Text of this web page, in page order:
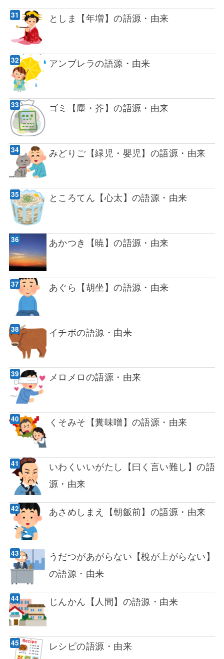
としま【年増】の語源・由来
アンブレラの語源・由来
ゴミ【塵・芥】の語源・由来
みどりご【緑児・嬰児】の語源・由来
ところてん【心太】の語源・由来
あかつき【暁】の語源・由来
あぐら【胡坐】の語源・由来
イチボの語源・由来
メロメロの語源・由来
くそみそ【糞味噌】の語源・由来
いわくいいがたし【曰く言い難し】の語
源・由来
あさめしまえ【朝飯前】の語源・由来
うだつがあがらない【梲が上がらない】
の語源・由来
じんかん【人間】の語源・由来
レシピの語源・由来